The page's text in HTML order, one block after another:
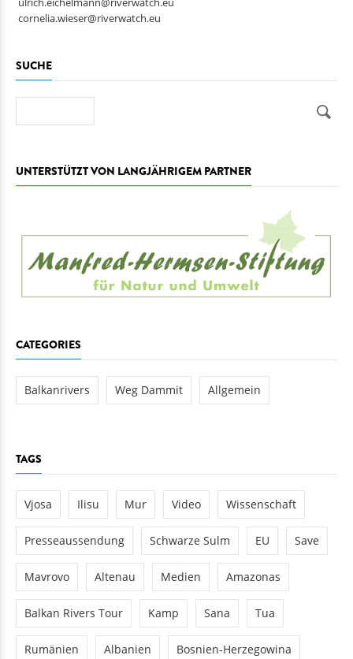
ulrich.eichelmann@riverwatch.eu
cornelia.wieser@riverwatch.eu
SUCHE
UNTERSTÜTZT VON LANGJÄHRIGEM PARTNER
CATEGORIES
Balkanrivers Weg Dammit Allgemein
TAGS
Vjosa Ilisu Mur Video Wissenschaft
Presseaussendung Schwarze Sulm EU Save
Mavrovo Altenau Medien Amazonas
Balkan Rivers Tour Kamp Sana Tua
Rumänien Albanien Bosnien-Herzegowina